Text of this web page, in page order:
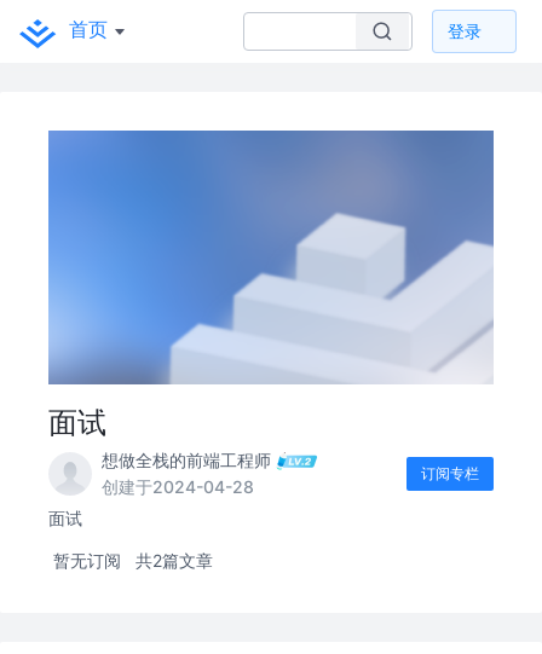
首页 登录
面试
想做全栈的前端工程师
创建于2024-04-28
订阅专栏
面试
暂无订阅 共2篇文章